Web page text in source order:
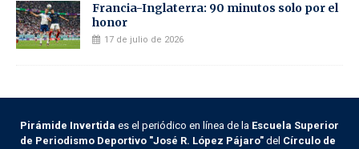
Francia-Inglaterra: 90 minutos solo por el
honor
17 de julio de 2026
Pirámide Invertida es el periódico en línea de la Escuela Superior
de Periodismo Deportivo "José R. López Pájaro" del Círculo de